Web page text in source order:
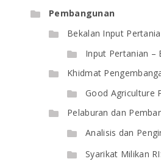
Pembangunan
Bekalan Input
Input Pertanian –
Khidmat
Good Agriculture
Pelaburan dan
Analisis dan
Syarikat Milikan